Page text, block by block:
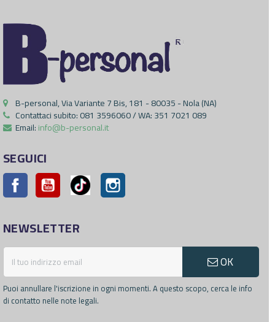
B-personal, Via Variante 7 Bis, 181 - 80035 - Nola (NA)
Contattaci subito:081 3596060 / WA: 351 7021 089
Email:info@b-personal.it
SEGUICI
Facebook YouTube Pinterest
NEWSLETTER
OK
Puoi annullare l'iscrizione in ogni momenti. A questo scopo, cerca le info
di contatto nelle note legali.